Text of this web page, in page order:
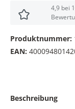
4,9 bei
Produktnummer:
EAN:
Beschreibung